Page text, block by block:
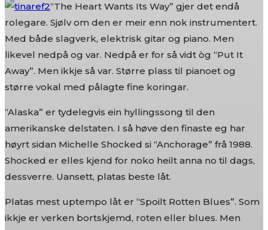
“The Heart Wants Its Way” gjer det endå
rolegare. Sjølv om den er meir enn nok instrumentert.
Med både slagverk, elektrisk gitar og piano. Men
likevel nedpå og var. Nedpå er for så vidt òg “Put It
Away”. Men ikkje så var. Større plass til pianoet og
større vokal med pålagte fine koringar.
“Alaska” er tydelegvis ein hyllingssong til den
amerikanske delstaten. I så høve den finaste eg har
høyrt sidan Michelle Shocked si “Anchorage” frå 1988.
Shocked er elles kjend for noko heilt anna no til dags,
dessverre. Uansett, platas beste låt.
Platas mest uptempo låt er “Spoilt Rotten Blues”. Som
ikkje er verken bortskjemd, roten eller blues. Men